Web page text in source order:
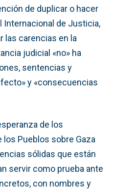
de duplicar o hacer
Internacional de Justicia,
las carencias en la
judicial «no» ha
sentencias y
y «consecuencias
de los
Pueblos sobre Gaza
sólidas que están
servir como prueba ante
con nombres y